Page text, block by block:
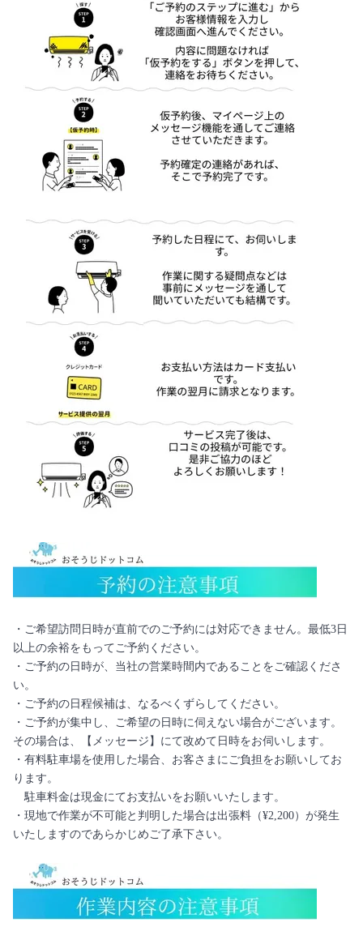
・ご希望訪問日時が直前でのご予約には対応できません。最低3日
以上の余裕をもってご予約ください。
・ご予約の日時が、当社の営業時間内であることをご確認くださ
い。
・ご予約の日程候補は、なるべくずらしてください。
・ご予約が集中し、ご希望の日時に伺えない場合がございます。
その場合は、【メッセージ】にて改めて日時をお伺いします。
・有料駐車場を使用した場合、お客さまにご負担をお願いしてお
ります。
駐車料金は現金にてお支払いをお願いいたします。
・現地で作業が不可能と判明した場合は出張料（¥2,200）が発生
いたしますのであらかじめご了承下さい。